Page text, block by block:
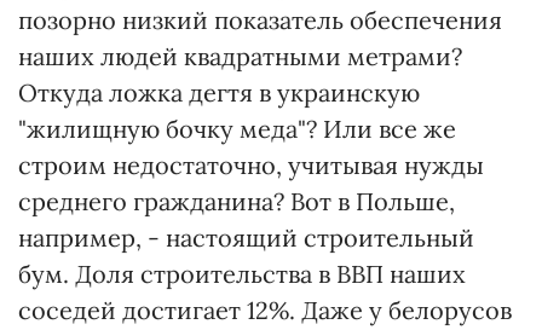
позорно низкий показатель обеспечения
наших людей квадратными метрами?
Откуда ложка дегтя в украинскую
"жилищную бочку меда"? Или все же
строим недостаточно, учитывая нужды
среднего гражданина? Вот в Польше,
например, - настоящий строительный
бум. Доля строительства в ВВП наших
соседей достигает 12%. Даже у белорусов